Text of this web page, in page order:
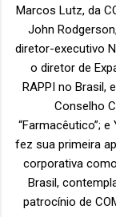
Marcos Lutz, da
John
diretor-executivo
o diretor de
RAPPI no Brasil,
Conselho
“Farmacêutico”;
fez sua primeira
corporativa
Brasil,
patrocínio de